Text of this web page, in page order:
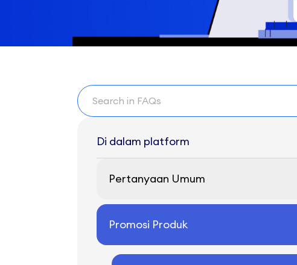
Di dalam platform
Pertanyaan Umum
Promosi Produk